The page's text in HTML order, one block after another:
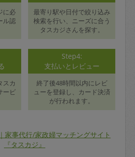
に必
ル認
最寄り駅や日付で絞り込み
検索を行い、ニーズに合う
タスカジさんを探す。
スカ
ービ
Step4:
支払いとレビュー
終了後48時間以内にレビ
ューを登録し、カード決済
が行われます。
家事代行/家政婦マッチングサイト
『タスカジ』